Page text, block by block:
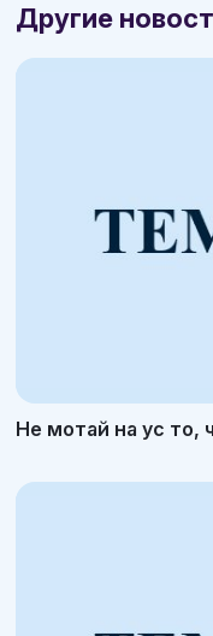
Другие
Не мотай на ус то,